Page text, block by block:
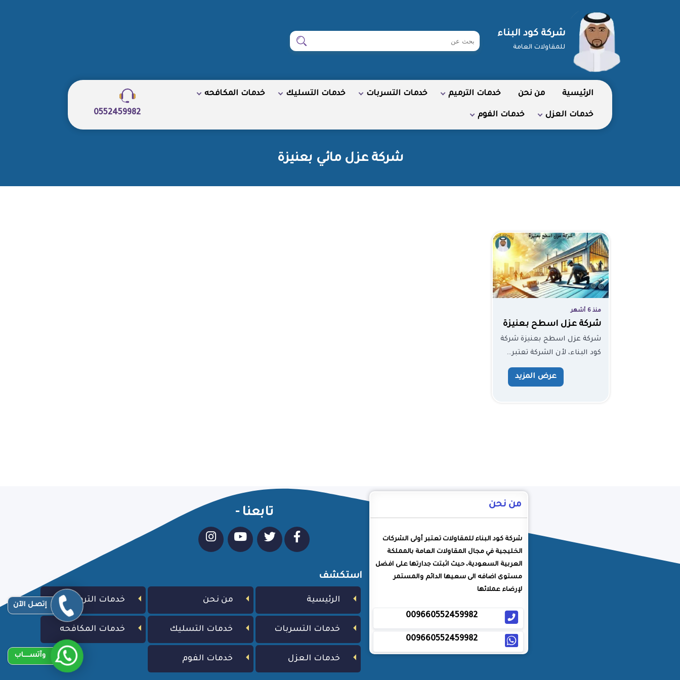
شركة كود البناء
للمقاولات العامة
ابحث
ابحث
الرئيسية من نحن خدمات الترميم خدمات التسربات خدمات التسليك خدمات المكافحه
خدمات العزل خدمات الفوم 0552459982
شركة عزل مائي بعنيزة
منذ 6 أشهر
شركة عزل اسطح بعنيزة
شركة عزل اسطح بعنيزة شركة
كود البناء، لأن الشركة تعتبر…
عرض المزيد
من نحن
شركة كود البناء للمقاولات تعتبر أولى الشركات
الخليجية في مجال المقاولات العامة بالمملكة
العربية السعودية، حيث اثبتت جدارتها على افضل
مستوى اضافه الى سعيها الدائم والمستمر
لإرضاء عملائها
009660552459982
009660552459982
استكشف
الرئيسية من نحن خدمات الترميم
خدمات التسربات خدمات التسليك خدمات المكافحه
خدمات العزل خدمات الفوم
تابعنا -
إتصـل الآن
وآتســــاب